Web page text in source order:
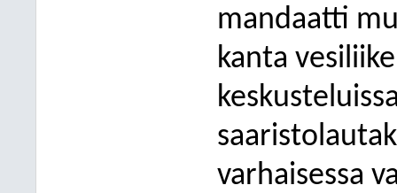
mandaatti
kanta
varhaisessa